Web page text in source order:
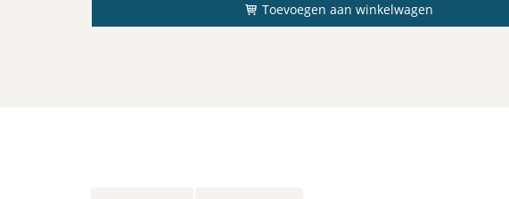
Toevoegen aan winkelwagen